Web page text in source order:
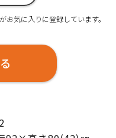
お気に入りに登録しています。